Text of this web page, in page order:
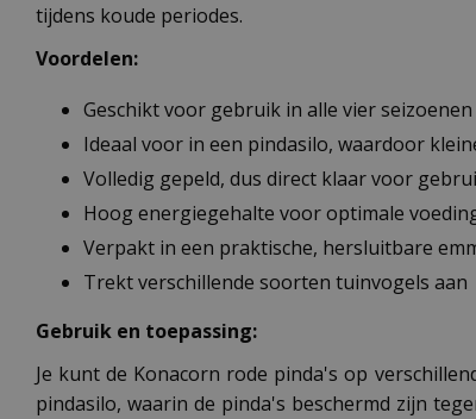
tijdens koude periodes.
Voordelen:
Geschikt voor gebruik in alle vier seizoenen
Ideaal voor in een pindasilo, waardoor
Volledig gepeld, dus direct klaar voor
Hoog energiegehalte voor optimale
Verpakt in een praktische, hersluitbare
Trekt verschillende soorten tuinvogels aan
Gebruik en toepassing:
Je kunt de Konacorn rode pinda's op
pindasilo, waarin de pinda's beschermd zijn